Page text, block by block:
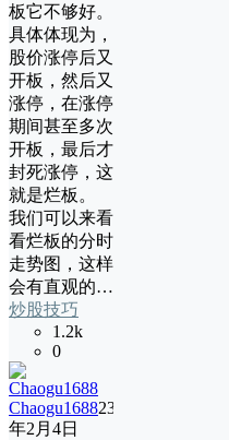
板它不够好。
具体体现为，
股价涨停后又
开板，然后又
涨停，在涨停
期间甚至多次
开板，最后才
封死涨停，这
就是烂板。
我们可以来看
看烂板的分时
走势图，这样
会有直观的…
炒股技巧
1.2k
0
Chaogu168823
年2月4日